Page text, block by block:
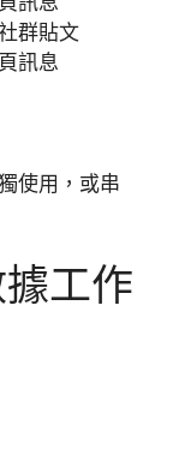
群貼文
訊息
使用，或串
工作